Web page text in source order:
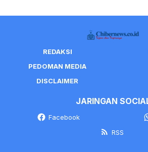
REDAKSI
PEDOMAN MEDIA
DISCLAIMER
JARINGAN
Facebook
RSS